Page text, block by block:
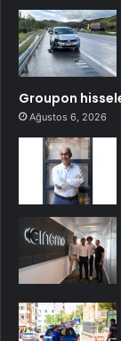
Groupon
Ağustos 6, 2026